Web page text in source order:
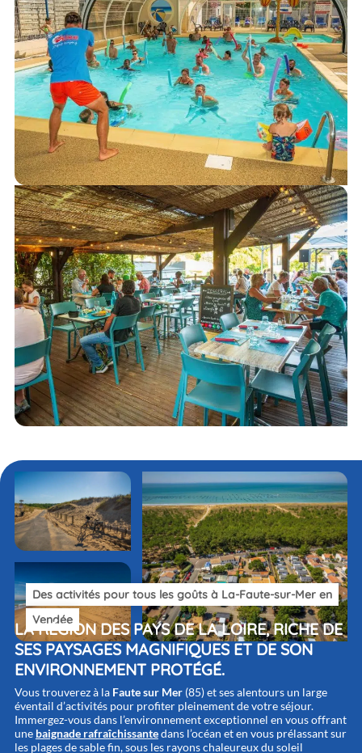
Des activités pour tous les goûts à La-Faute-sur-Mer en
Vendée
LA RÉGION DES PAYS DE LA LOIRE, RICHE DE
SES PAYSAGES MAGNIFIQUES ET DE SON
ENVIRONNEMENT PROTÉGÉ.
Vous trouverez à la Faute sur Mer(85) et ses alentours un large
éventail d’activités pour profiter pleinement de votre séjour.
Immergez-vous dans l’environnement exceptionnel en vous offrant
une baignade rafraîchissantedans l’océan et en vous prélassant sur
les plages de sable fin, sous les rayons chaleureux du soleil